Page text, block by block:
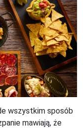
wszystkim sposób
mawiają, że